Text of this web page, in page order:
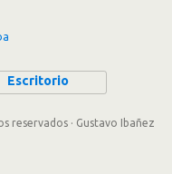
Escritorio
reservados · Gustavo Ibañez